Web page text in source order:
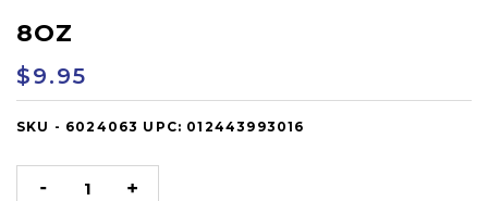
8OZ
$9.95
OUT
SKU - 6024063 UPC: 012443993016
DISMINUIRAUMENTAR